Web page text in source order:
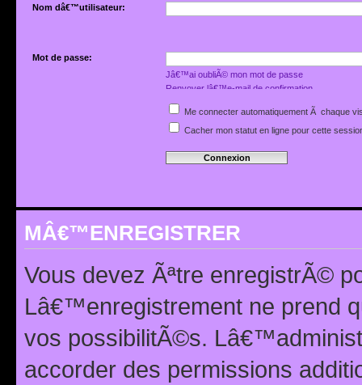
Nom dâ€™utilisateur:
Mot de passe:
Jâ€™ai oubliÃ© mon mot de passe
Renvoyer lâ€™e-mail de confirmation
Me connecter automatiquement Ã chaque
Cacher mon statut en ligne pour cette
MÂ€™ENREGISTRER
Vous devez Ãªtre enregistrÃ©
Lâ€™enregistrement ne prend
vos possibilitÃ©s.
accorder des permissions